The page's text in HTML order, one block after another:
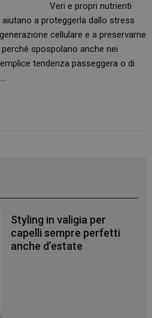
Veri e propri nutrienti
a proteggerla dallo stress
cellulare e a preservarne
spospolano anche nei
tendenza passeggera o di
Styling in valigia per
capelli sempre perfetti
anche d’estate